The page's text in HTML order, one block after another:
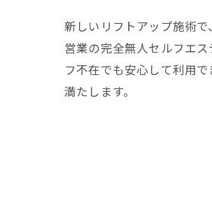
新しいリフトアップ施術
営業の完全無人セルフエ
フ不在でも安心して利用
満たします。